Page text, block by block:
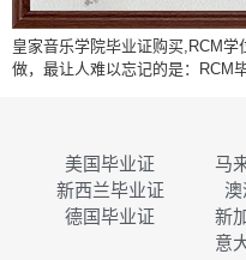
皇家音乐学院毕业证购买,RCM
做，最让人难以忘记的是：RCM
美国毕业证 马
新西兰毕业证
澳
德国毕业证
新
意